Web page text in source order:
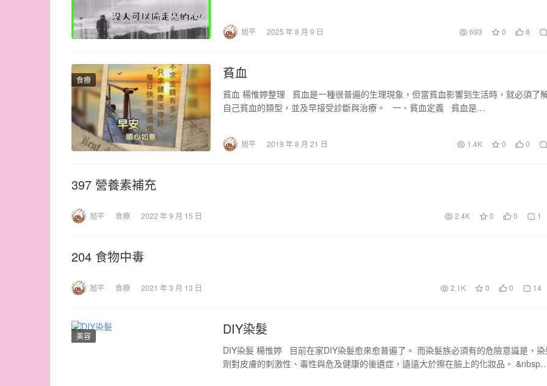
旭平 2025 年 8 月 9 日 693 0 8
食療 貧血
貧血 楊惟婷整理 貧血是一種很普遍的生理現象，但當貧血影響到生活時，就必須了
自己貧血的類型，並及早接受診斷與治療。 一、貧血定義 貧血是…
旭平 2019 年 8 月 21 日 1.4K 0 0
397 營養素補充
旭平 食療 2022 年 9 月 15 日 2.4K 0 0 1
204 食物中毒
旭平 食療 2021 年 3 月 13 日 2.1K 0 0 14
美容 DIY染髮
DIY染髮 楊惟婷 目前在家DIY染髮愈來愈普遍了。 而染髮族必須有的危險意識是，染
劑對皮膚的刺激性、毒性與危及健康的後遺症，遠遠大於擦在臉上的化妝品。